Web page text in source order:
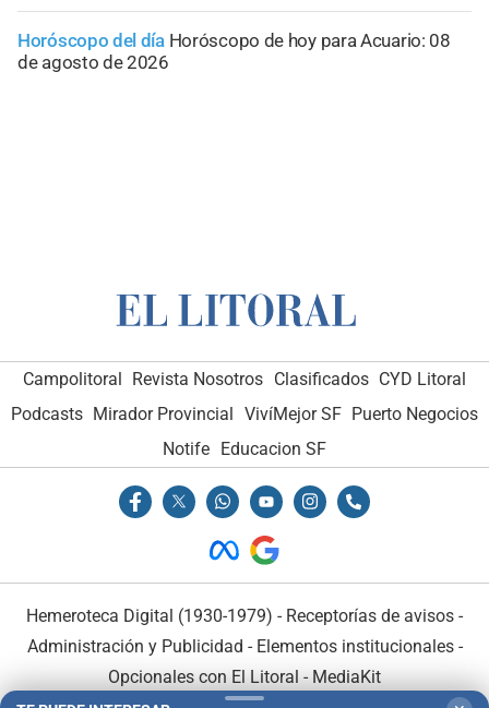
Horóscopo del día Horóscopo de hoy para Acuario: 08
de agosto de 2026
Campolitoral Revista Nosotros Clasificados CYD Litoral
Podcasts Mirador Provincial VivíMejor SF Puerto Negocios
Notife Educacion SF
Hemeroteca Digital (1930-1979) - Receptorías de avisos -
Administración y Publicidad - Elementos institucionales-
Opcionales con El Litoral - MediaKit